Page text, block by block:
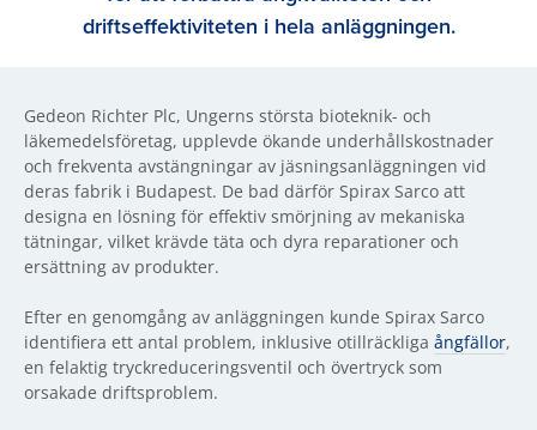
driftseffektiviteten i hela anläggningen.
Gedeon Richter Plc, Ungerns största bioteknik- och
läkemedelsföretag, upplevde ökande underhållskostnader
och frekventa avstängningar av jäsningsanläggningen vid
deras fabrik i Budapest. De bad därför Spirax Sarco att
designa en lösning för effektiv smörjning av mekaniska
tätningar, vilket krävde täta och dyra reparationer och
ersättning av produkter.
Efter en genomgång av anläggningen kunde Spirax Sarco
identifiera ett antal problem, inklusive otillräckliga ångfällor,
en felaktig tryckreduceringsventil och övertryck som
orsakade driftsproblem.